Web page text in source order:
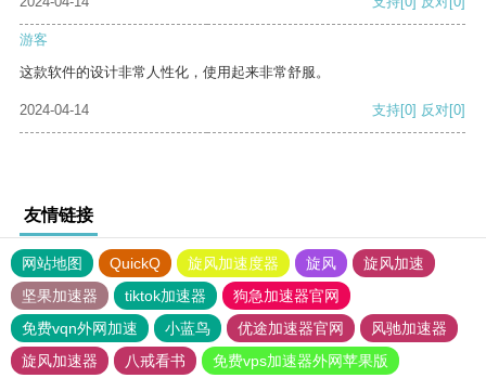
游客
这款软件的设计非常人性化，使用起来非常舒服。
2024-04-14 支持[0] 反对[0]
友情链接
网站地图 QuickQ 旋风加速度器 旋风
旋风加速
坚果加速器
tiktok加速器
狗急加速器官网
免费vqn外网加速
小蓝鸟 优途加速器官网
风驰加速器
旋风加速器
八戒看书 免费vps加速器外网苹果版